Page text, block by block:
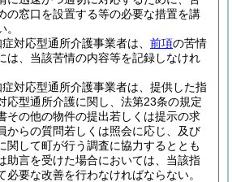
の窓口を設置する等の必要な措置を講
対応型通所介護事業者は、 前項の苦情
は、当該苦情の内容等を記録しなけれ
対応型通所介護事業者は、提供した指
応型通所介護に関し、法第23条の規定
その他の物件の提出若しくは提示の求
からの質問若しくは照会に応じ、及び
関して町が行う調査に協力するととも
助言を受けた場合においては、当該指
必要な改善を行わなければならない。